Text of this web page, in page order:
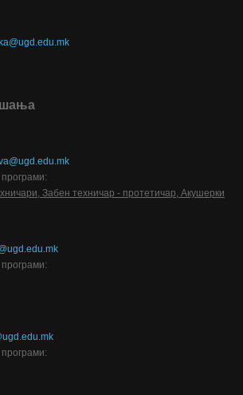
Забен техничар - протетичар, Акушерки